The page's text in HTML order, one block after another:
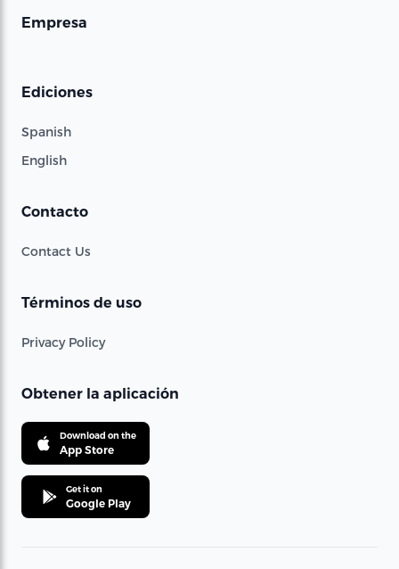
Empresa
Ediciones
Spanish
English
Contacto
Contact Us
Términos de uso
Privacy Policy
Obtener la aplicación
Download on the
App Store
Get it on
Google Play